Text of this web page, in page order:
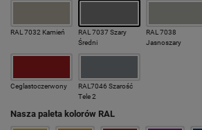
RAL 7032 Kamień
RAL 7037 Szary
Średni
RAL 7038
Jasnoszary
Ceglastoczerwony
RAL7046 Szarość
Tele 2
Nasza paleta kolorów RAL